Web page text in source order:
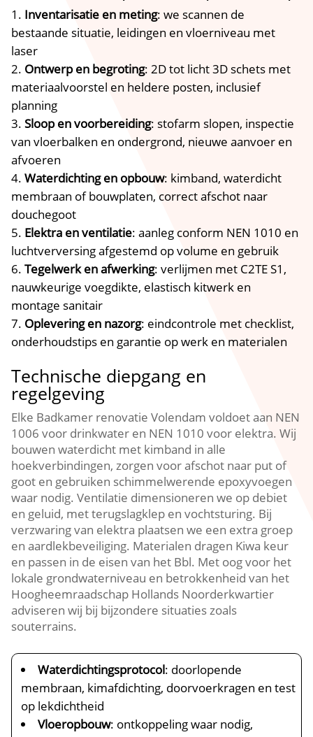
Inventarisatie en meting: we scannen de
bestaande situatie, leidingen en vloerniveau met
laser
Ontwerp en begroting: 2D tot licht 3D schets met
materiaalvoorstel en heldere posten, inclusief
planning
Sloop en voorbereiding: stofarm slopen, inspectie
van vloerbalken en ondergrond, nieuwe aanvoer en
afvoeren
Waterdichting en opbouw: kimband, waterdicht
membraan of bouwplaten, correct afschot naar
douchegoot
Elektra en ventilatie: aanleg conform NEN 1010 en
luchtverversing afgestemd op volume en gebruik
Tegelwerk en afwerking: verlijmen met C2TE S1,
nauwkeurige voegdikte, elastisch kitwerk en
montage sanitair
Oplevering en nazorg: eindcontrole met checklist,
onderhoudstips en garantie op werk en materialen
Technische diepgang en
regelgeving
Elke Badkamer renovatie Volendam voldoet aan NEN
1006 voor drinkwater en NEN 1010 voor elektra.​ Wij
bouwen waterdicht met kimband in alle
hoekverbindingen, zorgen voor afschot naar put of
goot en gebruiken schimmelwerende epoxyvoegen
waar nodig.​ Ventilatie dimensioneren we op debiet
en geluid, met terugslagklep en vochtsturing.​ Bij
verzwaring van elektra plaatsen we een extra groep
en aardlekbeveiliging.​ Materialen dragen Kiwa keur
en passen in de eisen van het Bbl.​ Met oog voor het
lokale grondwaterniveau en betrokkenheid van het
Hoogheemraadschap Hollands Noorderkwartier
adviseren wij bij bijzondere situaties zoals
souterrains.​
Waterdichtingsprotocol: doorlopende
membraan, kimafdichting, doorvoerkragen en test
op lekdichtheid
Vloeropbouw: ontkoppeling waar nodig,